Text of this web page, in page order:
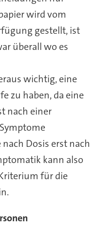
wird vom
gestellt, ist
überall wo es
wichtig, eine
zu haben, da eine
nach einer
Dosis erst nach
kann also
für die